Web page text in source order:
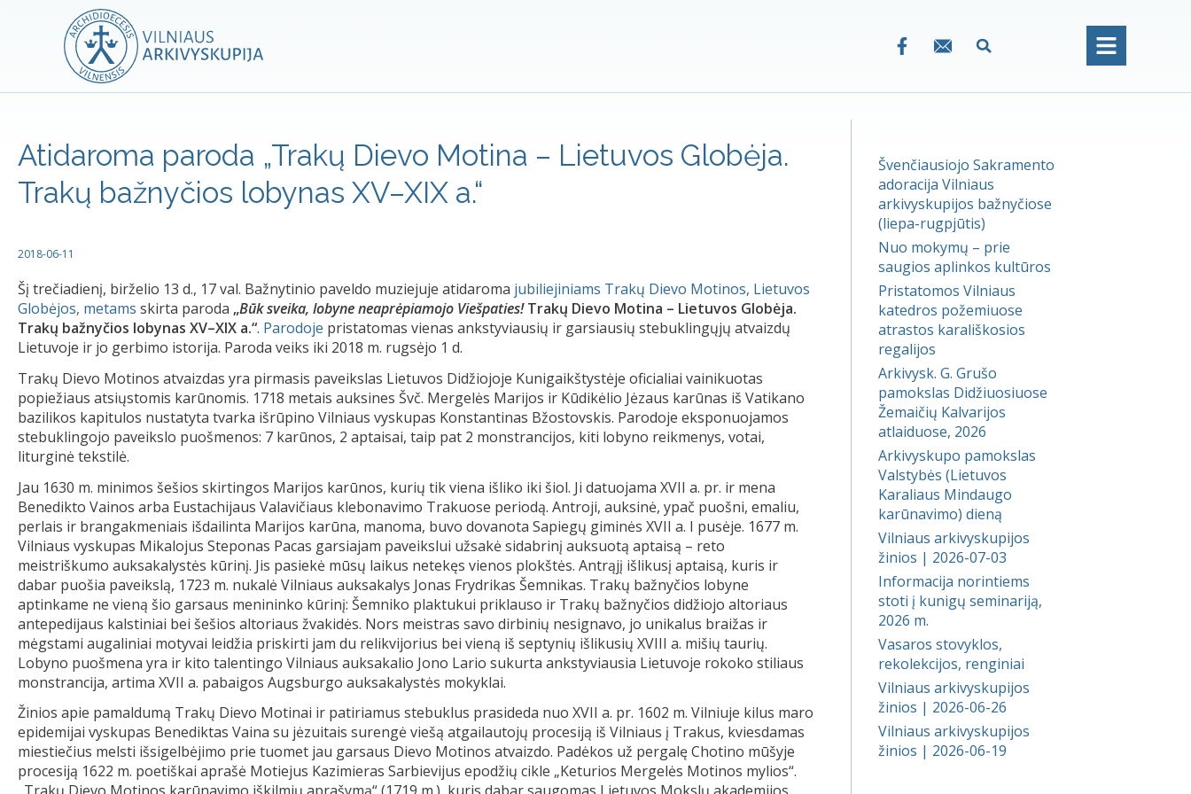
Atidaroma paroda „Trakų Dievo Motina – Lietuvos Globėja.
Trakų bažnyčios lobynas XV–XIX a.“
2018-06-11
Šį trečiadienį, birželio 13 d., 17 val. Bažnytinio paveldo muziejuje atidaroma jubiliejiniams Trakų Dievo Motinos, Lietuvos
Globėjos, metams skirta paroda „Būk sveika, lobyne neaprėpiamojo Viešpaties!Trakų Dievo Motina – Lietuvos Globėja.
Trakų bažnyčios lobynas XV–XIX a.“. Parodoje pristatomas vienas ankstyviausių ir garsiausių stebuklingųjų atvaizdų
Lietuvoje ir jo gerbimo istorija. Paroda veiks iki 2018 m. rugsėjo 1 d.
Trakų Dievo Motinos atvaizdas yra pirmasis paveikslas Lietuvos Didžiojoje Kunigaikštystėje oficialiai vainikuotas
popiežiaus atsiųstomis karūnomis. 1718 metais auksines Švč. Mergelės Marijos ir Kūdikėlio Jėzaus karūnas iš Vatikano
bazilikos kapitulos nustatyta tvarka išrūpino Vilniaus vyskupas Konstantinas Bžostovskis. Parodoje eksponuojamos
stebuklingojo paveikslo puošmenos: 7 karūnos, 2 aptaisai, taip pat 2 monstrancijos, kiti lobyno reikmenys, votai,
liturginė tekstilė.
Jau 1630 m. minimos šešios skirtingos Marijos karūnos, kurių tik viena išliko iki šiol. Ji datuojama XVII a. pr. ir mena
Benedikto Vainos arba Eustachijaus Valavičiaus klebonavimo Trakuose periodą. Antroji, auksinė, ypač puošni, emaliu,
perlais ir brangakmeniais išdailinta Marijos karūna, manoma, buvo dovanota Sapiegų giminės XVII a. I pusėje. 1677 m.
Vilniaus vyskupas Mikalojus Steponas Pacas garsiajam paveikslui užsakė sidabrinį auksuotą aptaisą – reto
meistriškumo auksakalystės kūrinį. Jis pasiekė mūsų laikus netekęs vienos plokštės. Antrąjį išlikusį aptaisą, kuris ir
dabar puošia paveikslą, 1723 m. nukalė Vilniaus auksakalys Jonas Frydrikas Šemnikas. Trakų bažnyčios lobyne
aptinkame ne vieną šio garsaus menininko kūrinį: Šemniko plaktukui priklauso ir Trakų bažnyčios didžiojo altoriaus
antepedijaus kalstiniai bei šešios altoriaus žvakidės. Nors meistras savo dirbinių nesignavo, jo unikalus braižas ir
mėgstami augaliniai motyvai leidžia priskirti jam du relikvijorius bei vieną iš septynių išlikusių XVIII a. mišių taurių.
Lobyno puošmena yra ir kito talentingo Vilniaus auksakalio Jono Lario sukurta ankstyviausia Lietuvoje rokoko stiliaus
monstrancija, artima XVII a. pabaigos Augsburgo auksakalystės mokyklai.
Žinios apie pamaldumą Trakų Dievo Motinai ir patiriamus stebuklus prasideda nuo XVII a. pr. 1602 m. Vilniuje kilus maro
epidemijai vyskupas Benediktas Vaina su jėzuitais surengė viešą atgailautojų procesiją iš Vilniaus į Trakus, kviesdamas
miestiečius melsti išsigelbėjimo prie tuomet jau garsaus Dievo Motinos atvaizdo. Padėkos už pergalę Chotino mūšyje
procesiją 1622 m. poetiškai aprašė Motiejus Kazimieras Sarbievijus epodžių cikle „Keturios Mergelės Motinos mylios“.
Švenčiausiojo Sakramento
adoracija Vilniaus
arkivyskupijos bažnyčiose
(liepa-rugpjūtis)
Nuo mokymų – prie
saugios aplinkos kultūros
Pristatomos Vilniaus
katedros požemiuose
atrastos karališkosios
regalijos
Arkivysk. G. Grušo
pamokslas Didžiuosiuose
Žemaičių Kalvarijos
atlaiduose, 2026
Arkivyskupo pamokslas
Valstybės (Lietuvos
Karaliaus Mindaugo
karūnavimo) dieną
Vilniaus arkivyskupijos
žinios | 2026-07-03
Informacija norintiems
stoti į kunigų seminariją,
2026 m.
Vasaros stovyklos,
rekolekcijos, renginiai
Vilniaus arkivyskupijos
žinios | 2026-06-26
Vilniaus arkivyskupijos
žinios | 2026-06-19